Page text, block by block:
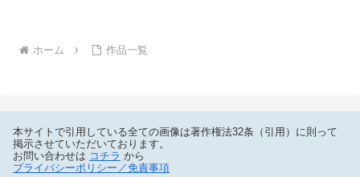
ホーム 作品一覧
本サイトで引用している全ての画像は著作権法32条（引用）に則って
掲示させていただいております。
お問い合わせは コチラ から
プライバシーポリシー／免責事項